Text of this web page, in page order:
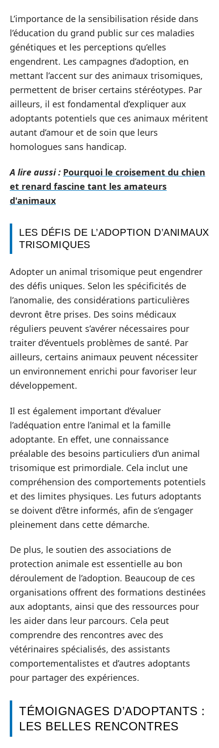
L’importance de la sensibilisation réside dans
l’éducation du grand public sur ces maladies
génétiques et les perceptions qu’elles
engendrent. Les campagnes d’adoption, en
mettant l’accent sur des animaux trisomiques,
permettent de briser certains stéréotypes. Par
ailleurs, il est fondamental d’expliquer aux
adoptants potentiels que ces animaux méritent
autant d’amour et de soin que leurs
homologues sans handicap.
A lire aussi : Pourquoi le croisement du chien
et renard fascine tant les amateurs
d'animaux
LES DÉFIS DE L’ADOPTION D’ANIMAUX
TRISOMIQUES
Adopter un animal trisomique peut engendrer
des défis uniques. Selon les spécificités de
l’anomalie, des considérations particulières
devront être prises. Des soins médicaux
réguliers peuvent s’avérer nécessaires pour
traiter d’éventuels problèmes de santé. Par
ailleurs, certains animaux peuvent nécessiter
un environnement enrichi pour favoriser leur
développement.
Il est également important d’évaluer
l’adéquation entre l’animal et la famille
adoptante. En effet, une connaissance
préalable des besoins particuliers d’un animal
trisomique est primordiale. Cela inclut une
compréhension des comportements potentiels
et des limites physiques. Les futurs adoptants
se doivent d’être informés, afin de s’engager
pleinement dans cette démarche.
De plus, le soutien des associations de
protection animale est essentielle au bon
déroulement de l’adoption. Beaucoup de ces
organisations offrent des formations destinées
aux adoptants, ainsi que des ressources pour
les aider dans leur parcours. Cela peut
comprendre des rencontres avec des
vétérinaires spécialisés, des assistants
comportementalistes et d’autres adoptants
pour partager des expériences.
TÉMOIGNAGES D’ADOPTANTS :
LES BELLES RENCONTRES